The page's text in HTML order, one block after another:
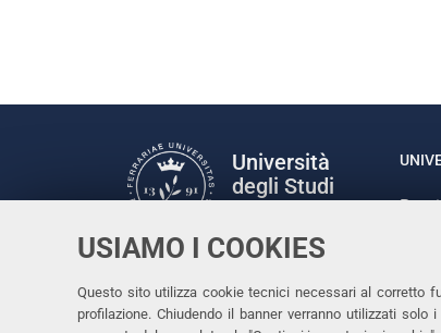
USIAMO I COOKIES
Questo sito utilizza cookie tecnici necessari al corretto
profilazione. Chiudendo il banner verranno utilizzati
Università
degli Studi
Facebook
LinkedinInstagram
Youtube